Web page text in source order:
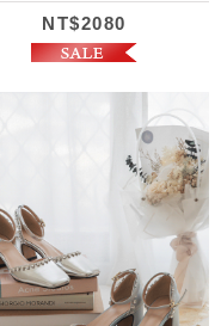
NT$2080